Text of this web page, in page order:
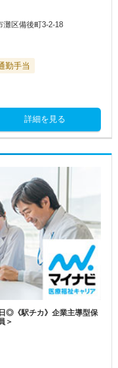
灘区備後町3-2-18
勤手当
詳細を見る
◎《駅チカ》企業主導型保
＞